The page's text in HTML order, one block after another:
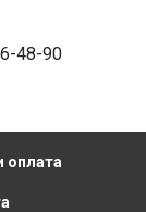
48-90
оплата